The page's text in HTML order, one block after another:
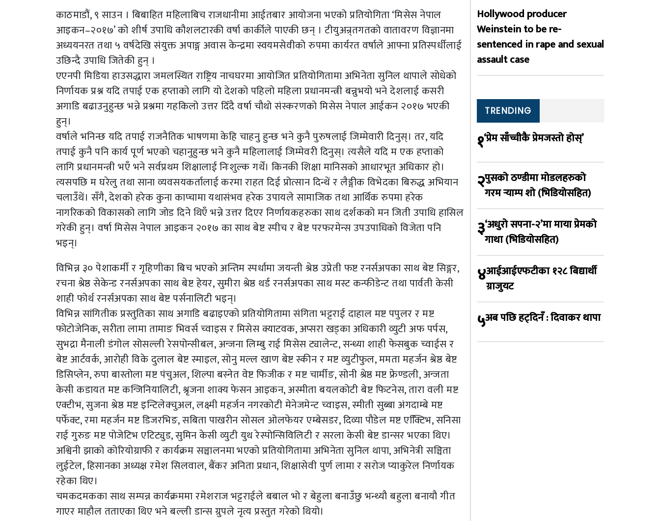
काठमाडौं, ९ साउन । बिबाहित महिलाबिच राजधानीमा आईतबार आयोजना भएको प्रतियोगिता ‘मिसेस नेपाल
आइकन–२०१७’ को शीर्ष उपाधि कौशलटारकी वर्षा कार्कीले पाएकी छन् । टीयुअन्र्तगतको वातावरण विज्ञानमा
अध्ययनरत तथा ५ वर्षदेखि संयुक्त अपाङ्ग अवास केन्द्रमा स्वयमसेवीको रुपमा कार्यरत वर्षाले आफ्ना प्रतिस्पर्धीलाई
उछिन्दै उपाधि जितेकी हुन् ।
एएनपी मिडिया हाउसद्धारा जमलस्थित राष्ट्रिय नाचघरमा आयोजित प्रतियोगितामा अभिनेता सुनिल थापाले सोधेको
निर्णायक प्रश्न यदि तपाई एक हप्ताको लागि यो देशको पहिलो महिला प्रधानमन्त्री बन्नुभयो भने देशलाई कसरी
अगाडि बढाउनुहुन्छ भन्ने प्रश्नमा गहकिलो उत्तर दिँदै वर्षा चौथो संस्करणको मिसेस नेपाल आईकन २०१७ भएकी
हुन्।
वर्षाले भनिन्छ यदि तपाई राजनैतिक भाषणमा केहि चाहनु हुन्छ भने कुनै पुरुषलाई जिम्मेवारी दिनुस्। तर, यदि
तपाई कुनै पनि कार्य पूर्ण भएको चहानुहुन्छ भने कुनै महिलालाई जिम्मेवरी दिनुस्। त्यसैले यदि म एक हप्ताको
लागि प्रधानमन्त्री भएँ भने सर्वप्रथम शिक्षालाई निःशुल्क गर्थें। किनकी शिक्षा मानिसको आधारभूत अधिकार हो।
त्यसपछि म घरेलु तथा साना व्यवसयकर्तालाई करमा राहत दिई प्रोत्सान दिन्थें र लैङ्गीक विभेदका बिरुद्ध अभियान
चलाउँथें। सँगै, देशको हरेक कुना काप्चामा यथासंभव हरेक उपायले सामाजिक तथा आर्थिक रुपमा हरेक
नागरिकको विकासको लागि जोड दिने थिएँ भन्ने उत्तर दिएर निर्णायकहरुका साथ दर्शकको मन जिती उपाधि हासिल
गरेकी हुन्। वर्षा मिसेस नेपाल आइकन २०१७ का साथ बेष्ट स्पीच र बेष्ट परफरमेन्स उपउपाधिको विजेता पनि
भइन्।
विभिन्न ३० पेशाकर्मी र गृहिणीका बिच भएको अन्तिम स्पर्धामा जयन्ती श्रेष्ठ उप्रेती फष्ट रनर्सअपका साथ बेष्ट सिङ्गर,
रचना श्रेष्ठ सेकेन्ड रनर्सअपका साथ बेष्ट हेयर, सुमीरा श्रेष्ठ थर्ड रनर्सअपका साथ मस्ट कन्फीडेन्ट तथा पार्वती केसी
शाही फोर्थ रनर्सअपका साथ बेष्ट पर्सनालिटी भइन्।
विभिन्न सांगितीक प्रस्तुतिका साथ अगाडि बढाइएको प्रतियोगितामा संगिता भट्टराई दाहाल मष्ट पपुलर र मष्ट
फोटोजेनिक, सरीता लामा तामाङ भिवर्स च्वाइस र मिसेस क्याटवक, अप्सरा खड्का अधिकारी व्युटी अफ पर्पस,
सुभद्रा मैनाली डंगोल सोसल्ली रेसपोन्सीबल, अन्जना लिम्बु राई मिसेस ट्यालेन्ट, सन्ध्या शाही फेसबुक च्वाईस र
बेष्ट आर्टवर्क, आरोही विके दुलाल बेष्ट स्माइल, सोनु मल्ल खाण बेष्ट स्कीन र मष्ट व्युटीफुल, ममता महर्जन श्रेष्ठ बेष्ट
डिसिप्लेन, रुपा बास्तोला मष्ट पंचुअल, शिल्पा बस्नेत वेष्ट फिजीक र मष्ट चार्मीङ, सोनी श्रेष्ठ मष्ट फ्रेण्डली, अन्जता
केसी कडायत मष्ट कन्जिनियालिटी, श्रृजना शाक्य फेसन आइकन, अस्मीता बयलकोटी बेष्ट फिटनेस, तारा वली मष्ट
एक्टीभ, सुजना श्रेष्ठ मष्ट इन्टिलेक्चुअल, लक्ष्मी महर्जन नगरकोटी मेनेजमेन्ट च्वाइस, स्मीती सुब्बा अंगदाम्बे मष्ट
पर्फेक्ट, रमा महर्जन मष्ट डिजरभिङ, सबिता पाखरीन सोसल ओलफेयर एम्बेसडर, दिव्या पौडेल मष्ट एक्टििभ, सनिसा
राई गुरुङ मष्ट पोजेटिभ एटिट्युड, सुमिन केसी व्युटी युथ रेस्पोन्सिविलिटी र सरला केसी बेष्ट डान्सर भएका थिए।
अश्विनी झाको कोरियोग्राफी र कार्यक्रम सञ्चालनमा भएको प्रतियोगितामा अभिनेता सुनिल थापा, अभिनेत्री सञ्चिता
लुईटेल, हिसानका अध्यक्ष रमेश सिलवाल, बैंकर अनिता प्रधान, शिक्षासेवी पुर्ण लामा र सरोज प्याकुरेल निर्णायक
रहेका थिए।
चमकदमकका साथ सम्पन्न कार्यक्रममा रमेशराज भट्टराईले बबाल भो र बेहुला बनाउँछु भन्थ्यौ बहुला बनायौ गीत
गाएर माहौल तताएका थिए भने बल्ली डान्स ग्रुपले नृत्य प्रस्तुत गरेको थियो।
Hollywood producer
Weinstein to be re-
sentenced in rape and sexual
assault case
TRENDING
१‘प्रेम साँच्चीकै प्रेमजस्तो होस्’
२पुसको ठण्डीमा मोडलहरुको
गरम र्‍याम्प शो (भिडियोसहित)
३‘अधुरो सपना-२’मा माया प्रेमको
गाथा (भिडियोसहित)
४आईआईएफटीका १२८ बिद्यार्थी
ग्राजुयट
५अब पछि हट्दिनँ : दिवाकर थापा